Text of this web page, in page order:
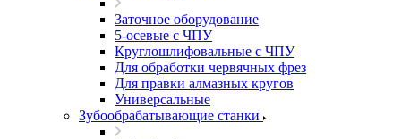
Заточное оборудование
5-осевые с ЧПУ
Круглошлифовальные с ЧПУ
Для обработки червячных фрез
Для правки алмазных кругов
Универсальные
Зубообрабатывающие станки